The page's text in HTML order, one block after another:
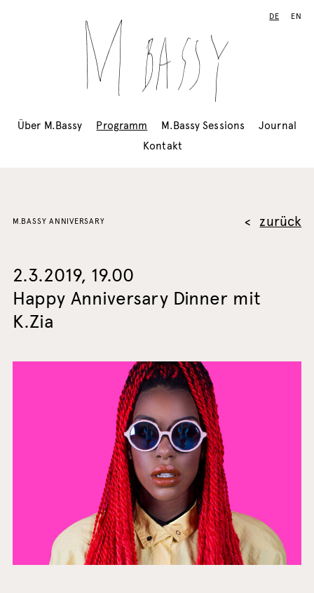
Über M.Bassy Programm M.Bassy Sessions
Journal
Kontakt
DE EN
zurück
M.BASSY ANNIVERSARY
2.3.2019, 19.00
Happy Anniversary Dinner mit
K.Zia